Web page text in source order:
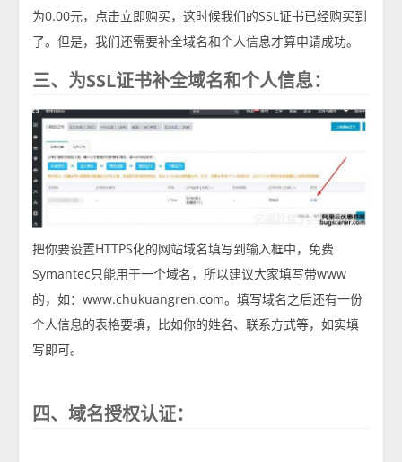
为0.00元，点击立即购买，这时候我们的SSL证书已经购买到
了。但是，我们还需要补全域名和个人信息才算申请成功。
三、为SSL证书补全域名和个人信息：
把你要设置HTTPS化的网站域名填写到输入框中，免费
Symantec只能用于一个域名，所以建议大家填写带www
的，如：www.chukuangren.com。填写域名之后还有一份
个人信息的表格要填，比如你的姓名、联系方式等，如实填
写即可。
四、域名授权认证：